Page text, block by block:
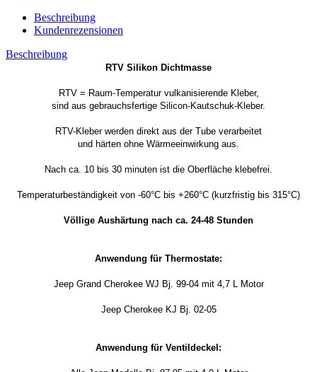
Beschreibung
Kundenrezensionen
Beschreibung
RTV Silikon Dichtmasse
RTV = Raum-Temperatur vulkanisierende Kleber,
sind aus gebrauchsfertige Silicon-Kautschuk-Kleber.
RTV-Kleber werden direkt aus der Tube verarbeitet
und härten ohne Wärmeeinwirkung aus.
Nach ca. 10 bis 30 minuten ist die Oberfläche klebefrei.
Temperaturbeständigkeit von -60°C bis +260°C (kurzfristig bis 315°C)
Völlige Aushärtung nach ca. 24-48 Stunden
Anwendung für Thermostate:
Jeep Grand Cherokee WJ Bj. 99-04 mit 4,7 L Motor
Jeep Cherokee KJ Bj. 02-05
Anwendung für Ventildeckel: